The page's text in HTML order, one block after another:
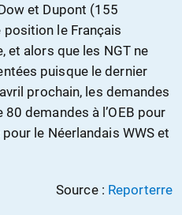
et Dupont (155
le Français
et alors que les NGT ne
puisque le dernier
prochain, les demandes
demandes à l’OEB pour
le Néerlandais WWS et
Source : Reporterre